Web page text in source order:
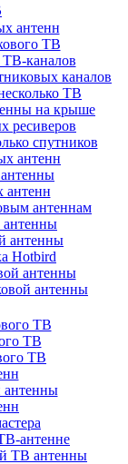
антенн
ТВ
каналов
каналов
ТВ
на крыше
ресиверов
спутников
антенн
антенн
антеннам
антенны
Hotbird
антенны
антенны
ТВ
ТВ
ТВ
антенны
антенне
ТВ антенны